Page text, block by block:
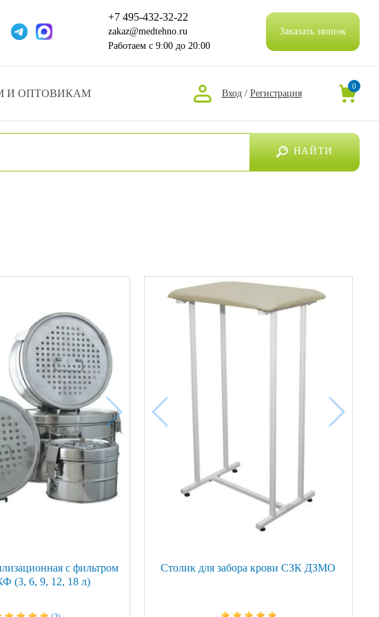
+7 495-432-32-22
zakaz@medtehno.ru
Работаем с 9:00 до 20:00
Заказать звонок
И ОПТОВИКАМ Вход / Регистрация
0
НАЙТИ
с фильтром
(3, 6, 9, 12, 18 л)
Столик для забора крови СЗК ДЗМО